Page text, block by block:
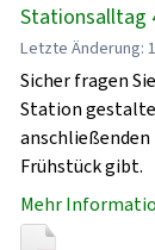
Stationsalltag
Letzte Änderung:
Sicher fragen
Station
Frühstück gibt.
Mehr